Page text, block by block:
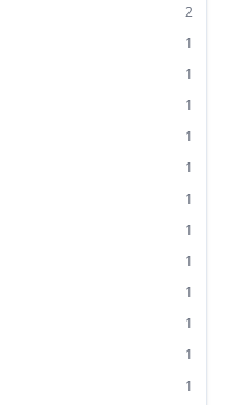
2
1
1
1
1
1
1
1
1
1
1
1
1